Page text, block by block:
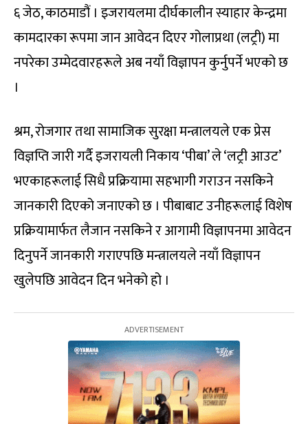
६ जेठ, काठमाडौं । इजरायलमा दीर्घकालीन स्याहार केन्द्रमा
कामदारका रूपमा जान आवेदन दिएर गोलाप्रथा (लट्री) मा
नपरेका उम्मेदवारहरूले अब नयाँ विज्ञापन कुर्नुपर्ने भएको छ
।
श्रम, रोजगार तथा सामाजिक सुरक्षा मन्त्रालयले एक प्रेस
विज्ञप्ति जारी गर्दै इजरायली निकाय ‘पीबा’ ले ‘लट्री आउट’
भएकाहरूलाई सिधै प्रक्रियामा सहभागी गराउन नसकिने
जानकारी दिएको जनाएको छ । पीबाबाट उनीहरूलाई विशेष
प्रक्रियामार्फत लैजान नसकिने र आगामी विज्ञापनमा आवेदन
दिनुपर्ने जानकारी गराएपछि मन्त्रालयले नयाँ विज्ञापन
खुलेपछि आवेदन दिन भनेको हो ।